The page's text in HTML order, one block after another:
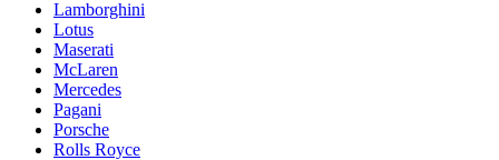
Lamborghini
Lotus
Maserati
McLaren
Mercedes
Pagani
Porsche
Rolls Royce